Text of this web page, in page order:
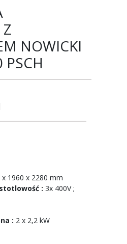
NOWICKI
x 1960 x 2280 mm
: 3x 400V ;
: 2 x 2,2 kW